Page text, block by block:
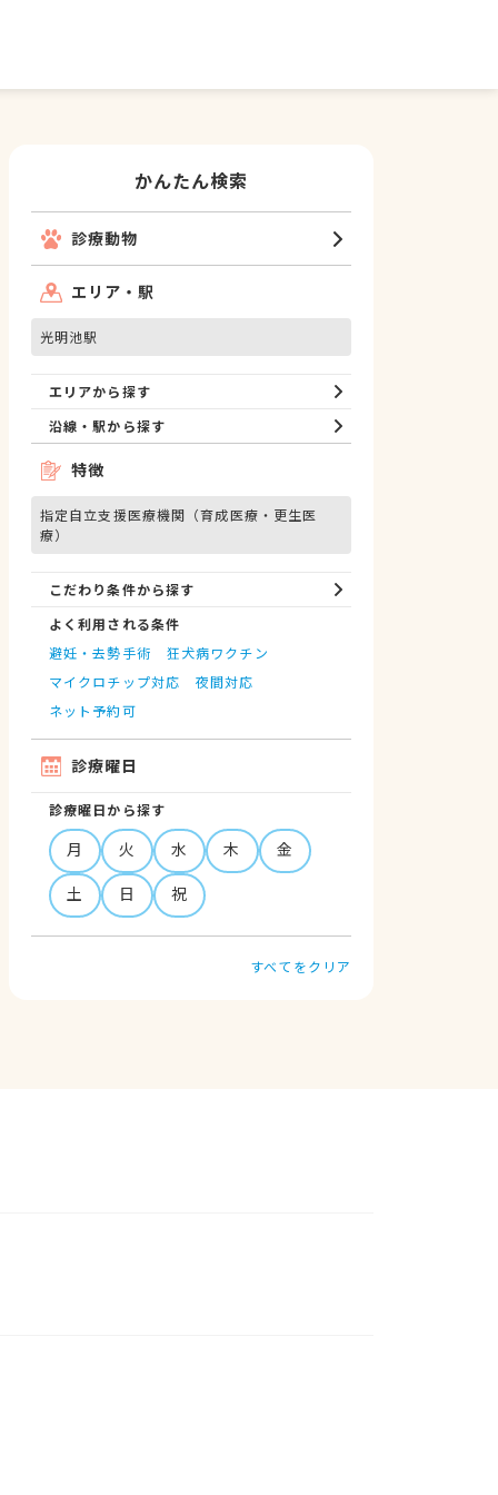
かんたん検索
診療動物
エリア・駅
光明池駅
エリアから探す
沿線・駅から探す
特徴
指定自立支援医療機関（育成医療・更生医
療）
こだわり条件から探す
よく利用される条件
避妊・去勢手術
狂犬病ワクチン
マイクロチップ対応
夜間対応
ネット予約可
診療曜日
診療曜日から探す
月 火 水 木
金
土
日 祝
すべてをクリア